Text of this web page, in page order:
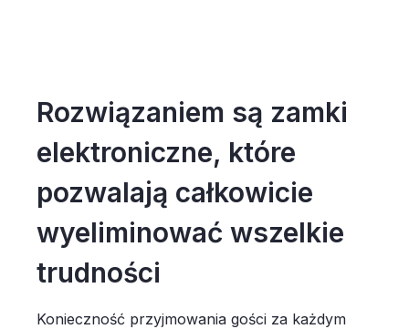
Rozwiązaniem są zamki
elektroniczne, które
pozwalają całkowicie
wyeliminować wszelkie
trudności
Konieczność przyjmowania gości za każdym